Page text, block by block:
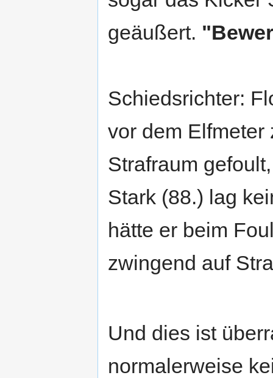
geäußert.
Schiedsrichter:
vor dem Elfmeter
Strafraum
Stark (88.) lag
hätte er beim
zwingend auf
Und dies ist
normalerweise